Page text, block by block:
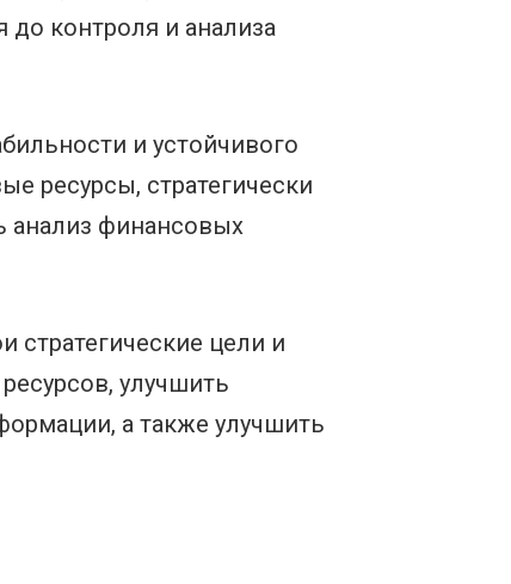
контроля и анализа
и устойчивого
ресурсы, стратегически
анализ финансовых
стратегические цели и
улучшить
а также улучшить